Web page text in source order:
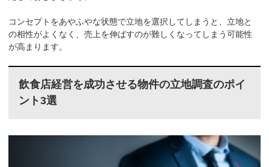
コンセプトをあやふやな状態で立地を選択してしまうと、立地と
の相性がよくなく、売上を伸ばすのが難しくなってしまう可能性
が高まります。
飲食店経営を成功させる物件の立地調査のポイ
ント3選